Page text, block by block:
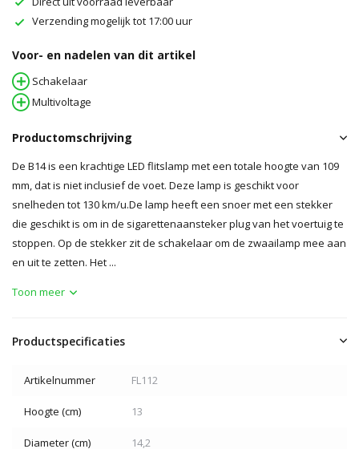
Verzending mogelijk tot 17:00 uur
Voor- en nadelen van dit artikel
Schakelaar
Multivoltage
Productomschrijving
De B14 is een krachtige LED flitslamp met een totale hoogte van 109
mm, dat is niet inclusief de voet. Deze lamp is geschikt voor
snelheden tot 130 km/u.De lamp heeft een snoer met een stekker
die geschikt is om in de sigarettenaansteker plug van het voertuig te
stoppen. Op de stekker zit de schakelaar om de zwaailamp mee aan
en uit te zetten. Het ...
Toon meer
Productspecificaties
Artikelnummer FL112
Hoogte (cm) 13
Diameter (cm) 14,2